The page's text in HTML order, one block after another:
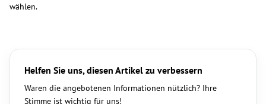
wählen.
Helfen Sie uns, diesen Artikel zu verbessern
Waren die angebotenen Informationen nützlich? Ihre
Stimme ist wichtig für uns!